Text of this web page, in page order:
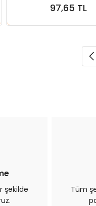
97,65 TL
Sepete Ekle
şekilde
Tüm